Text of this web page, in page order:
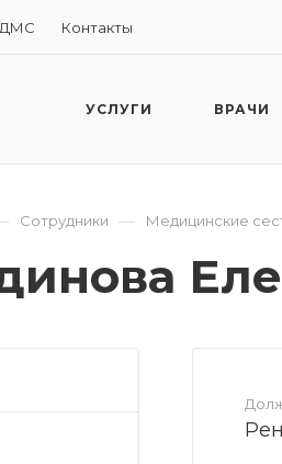
ДМС Контакты
УСЛУГИ ВРАЧИ
Сотрудники — Медицинские